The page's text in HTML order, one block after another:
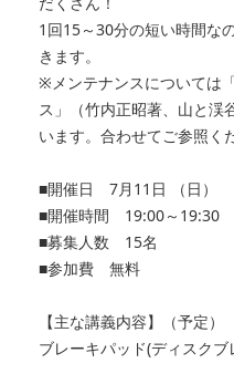
1回15～30分の短い時間な
きます。
※メンテナンスについては
ス」（竹内正昭著、山と渓
います。合わせてご参照く
■開催日 7月11日 （日）
■開催時間 19:00～19:30
■募集人数 15名
■参加費 無料
【主な講義内容】（予定）
ブレーキパッド(ディスク